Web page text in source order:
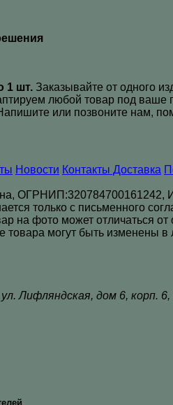
1 шт. Заказывайте от одного
любой товар под ваше
или позвоните нам,
Новости Контакты Доставка
ОГРНИП:320784700161242,
только с письменного
на фото может отличаться
могут быть изменены
Лифляндская, дом 6, корп.